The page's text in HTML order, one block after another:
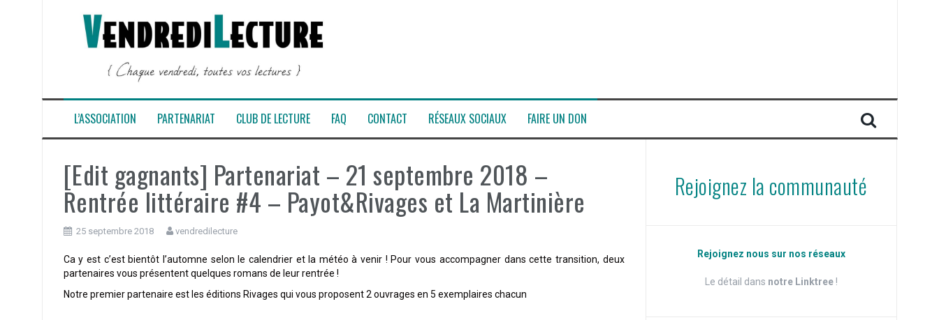
L’ASSOCIATION PARTENARIAT CLUB DE LECTURE FAQ CONTACT RÉSEAUX SOCIAUX FAIRE UN DON
[Edit gagnants] Partenariat – 21 septembre 2018 –
Rentrée littéraire #4 – Payot&Rivages et La Martinière
25 septembre 2018 vendredilecture
Ca y est c’est bientôt l’automne selon le calendrier et la météo à venir ! Pour vous accompagner dans cette transition, deux
partenaires vous présentent quelques romans de leur rentrée !
Notre premier partenaire est les éditions Rivages qui vous proposent 2 ouvrages en 5 exemplaires chacun
Rejoignez la communauté
Rejoignez nous sur nos réseaux
Le détail dans notre Linktree!